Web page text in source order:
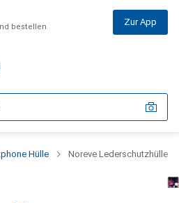
bestellen Zur App
Hülle Noreve Lederschutzhülle